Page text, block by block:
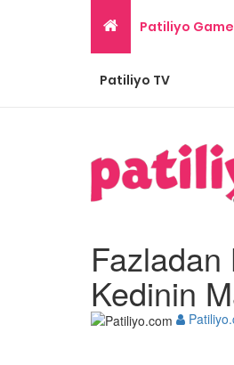
Patiliyo
Patiliyo TV
Fazladan
Kedinin